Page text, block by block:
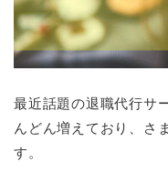
最近話題の退職代行サ
んどん増えており、さ
す。